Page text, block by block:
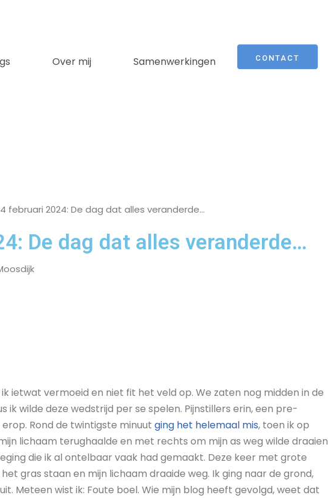
Over mij Samenwerkingen CONTACT
4 februari 2024: De dag dat alles veranderde…
De dag dat alles veranderde…
ietwat vermoeid en niet fit het veld op. We zaten nog midden in de
ik wilde deze wedstrijd per se spelen. Pijnstillers erin, een pre-
Rond de twintigste minuut ging het helemaal mis, toen ik op
lichaam terughaalde en met rechts om mijn as weg wilde draaien
die ik al ontelbaar vaak had gemaakt. Deze keer met grote
gras staan en mijn lichaam draaide weg. Ik ging naar de grond,
Meteen wist ik: Foute boel. Wie mijn blog heeft gevolgd, weet dat